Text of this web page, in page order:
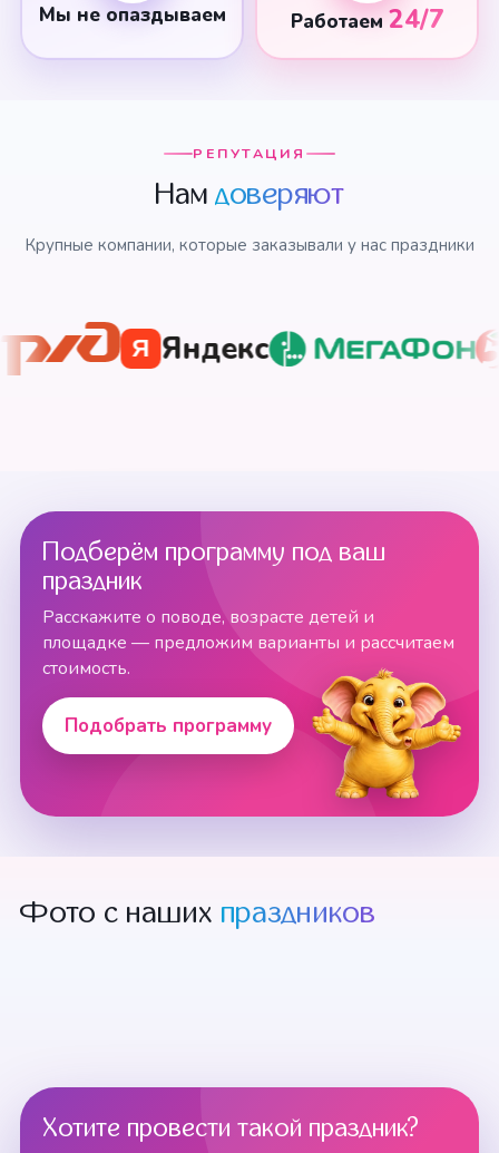
Мы не опаздываем Работаем 24/7
РЕПУТАЦИЯ
Намдоверяют
Крупные компании, которые заказывали у нас праздники
Я Яндекс
Подберём программу под ваш
праздник
Расскажите о поводе, возрасте детей и
площадке — предложим варианты и рассчитаем
стоимость.
Подобрать программу
Фото с наших праздников
Хотите провести такой праздник?